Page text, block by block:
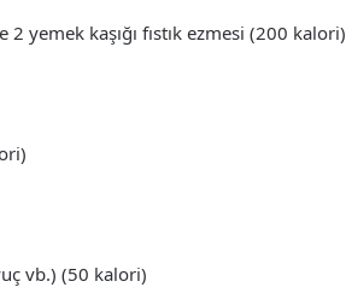
yemek kaşığı fıstık ezmesi (200 kalori)
vb.) (50 kalori)